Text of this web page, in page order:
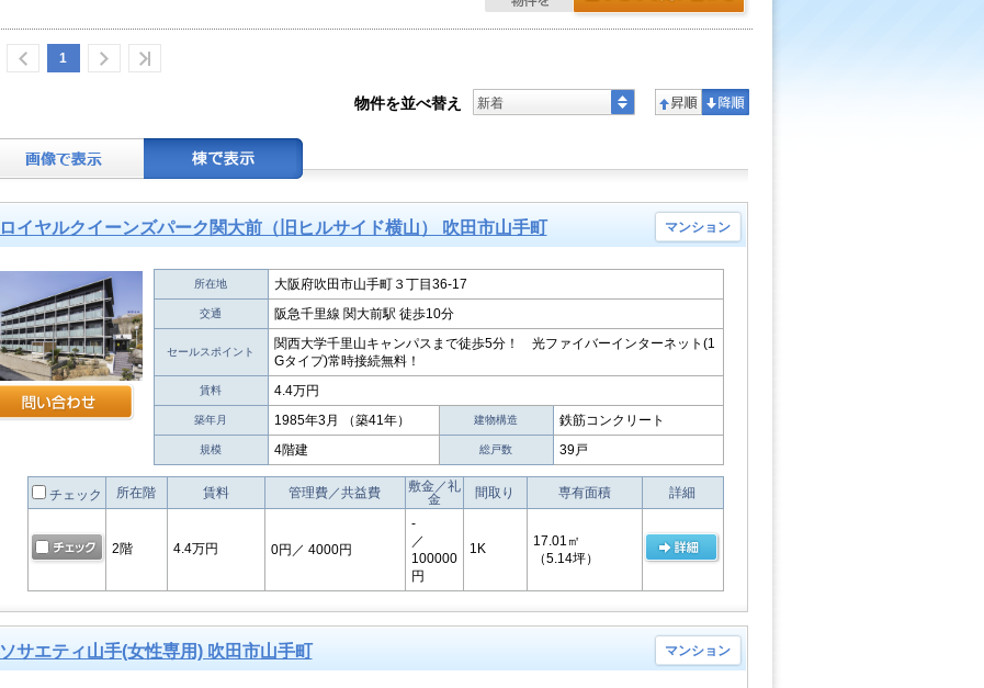
1
物件を並べ替え 新着
ロイヤルクイーンズパーク関大前（旧ヒルサイド横山） 吹田市山手町 マンション
所在地 大阪府吹田市山手町３丁目36-17
交通 阪急千里線 関大前駅 徒歩10分
セールスポイント
関西大学千里山キャンパスまで徒歩5分！ 光ファイバーインターネット(1
Gタイプ)常時接続無料！
賃料 4.4万円
築年月 1985年3月 （築41年） 建物構造 鉄筋コンクリート
規模 4階建 総戸数 39戸
チェック 所在階 賃料 管理費／共益費
敷金／礼
金
間取り 専有面積 詳細
2階 4.4万円 0円 ／ 4000円
-
／
100000
円
1K
17.01㎡
（5.14坪）
ソサエティ山手(女性専用) 吹田市山手町 マンション